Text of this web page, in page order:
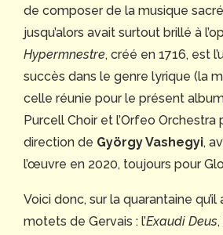
de composer de la musique
jusqu’alors avait surtout brillé à
Hypermnestre, créé en 1716, est
succès dans le genre lyrique (la
celle réunie pour le présent
Purcell Choir et l’Orfeo Orchestra
direction de György Vashegyi,
l’œuvre en 2020, toujours pour
Voici donc, sur la quarantaine
motets de Gervais : l’Exaudi Deus